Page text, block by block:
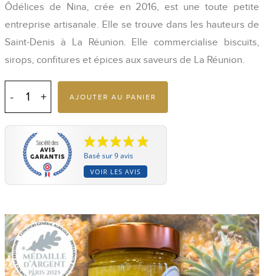
Ôdélices de Nina, crée en 2016, est une toute petite
entreprise artisanale. Elle se trouve dans les hauteurs de
Saint-Denis à La Réunion. Elle commercialise biscuits,
sirops, confitures et épices aux saveurs de La Réunion.
quantité
Confiture
ananas
et
Réunion
G
AJOUTER AU PANIER
Basé sur 9 avis
VOIR LES AVIS